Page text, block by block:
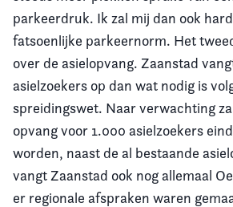
parkeerdruk. Ik zal mij dan ook
fatsoenlijke parkeernorm. Het
over de asielopvang. Zaanstad
asielzoekers op dan wat nodig is
spreidingswet. Naar verwachting
opvang voor 1.000 asielzoekers
worden, naast de al bestaande
vangt Zaanstad ook nog allemaal
er regionale afspraken waren